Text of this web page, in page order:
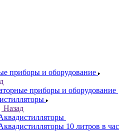
приборы и оборудование
приборы и оборудование
Назад
10 литров в час